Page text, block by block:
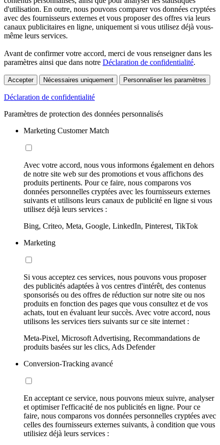
d'utilisation. En outre, nous pouvons comparer vos données cryptées
avec des fournisseurs externes et vous proposer des offres via leurs
canaux publicitaires en ligne, uniquement si vous utilisez déjà vous-
même leurs services.
Avant de confirmer votre accord, merci de vous renseigner dans les
paramètres ainsi que dans notre Déclaration de confidentialité.
Accepter Nécessaires uniquement Personnaliser les paramètres
Déclaration de confidentialité
Paramètres de protection des données personnalisés
Marketing Customer Match
Avec votre accord, nous vous informons également en dehors
de notre site web sur des promotions et vous affichons des
produits pertinents. Pour ce faire, nous comparons vos
données personnelles cryptées avec les fournisseurs externes
suivants et utilisons leurs canaux de publicité en ligne si vous
utilisez déjà leurs services :
Bing, Criteo, Meta, Google, LinkedIn, Pinterest, TikTok
Marketing
Si vous acceptez ces services, nous pouvons vous proposer
des publicités adaptées à vos centres d'intérêt, des contenus
sponsorisés ou des offres de réduction sur notre site ou nos
produits en fonction des pages que vous consultez et de vos
achats, tout en évaluant leur succès. Avec votre accord, nous
utilisons les services tiers suivants sur ce site internet :
Meta-Pixel, Microsoft Advertising, Recommandations de
produits basées sur les clics, Ads Defender
Conversion-Tracking avancé
En acceptant ce service, nous pouvons mieux suivre, analyser
et optimiser l'efficacité de nos publicités en ligne. Pour ce
faire, nous comparons vos données personnelles cryptées avec
celles des fournisseurs externes suivants, à condition que vous
utilisiez déjà leurs services :